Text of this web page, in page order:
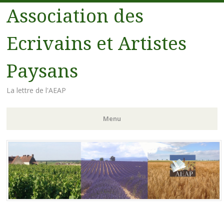
Association des
Ecrivains et Artistes
Paysans
La lettre de l'AEAP
Menu
Aller au contenu principal